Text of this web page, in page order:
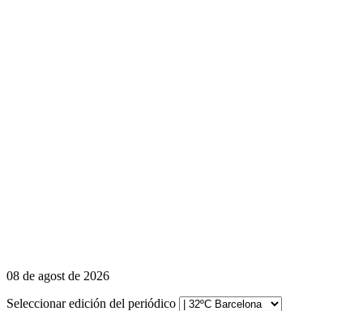
08 de agost de 2026
Seleccionar edición del periódico